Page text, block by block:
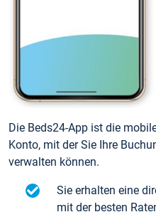
Die Beds24-App ist die
Konto, mit der Sie Ihre
verwalten können.
Sie erhalten eine
mit der besten